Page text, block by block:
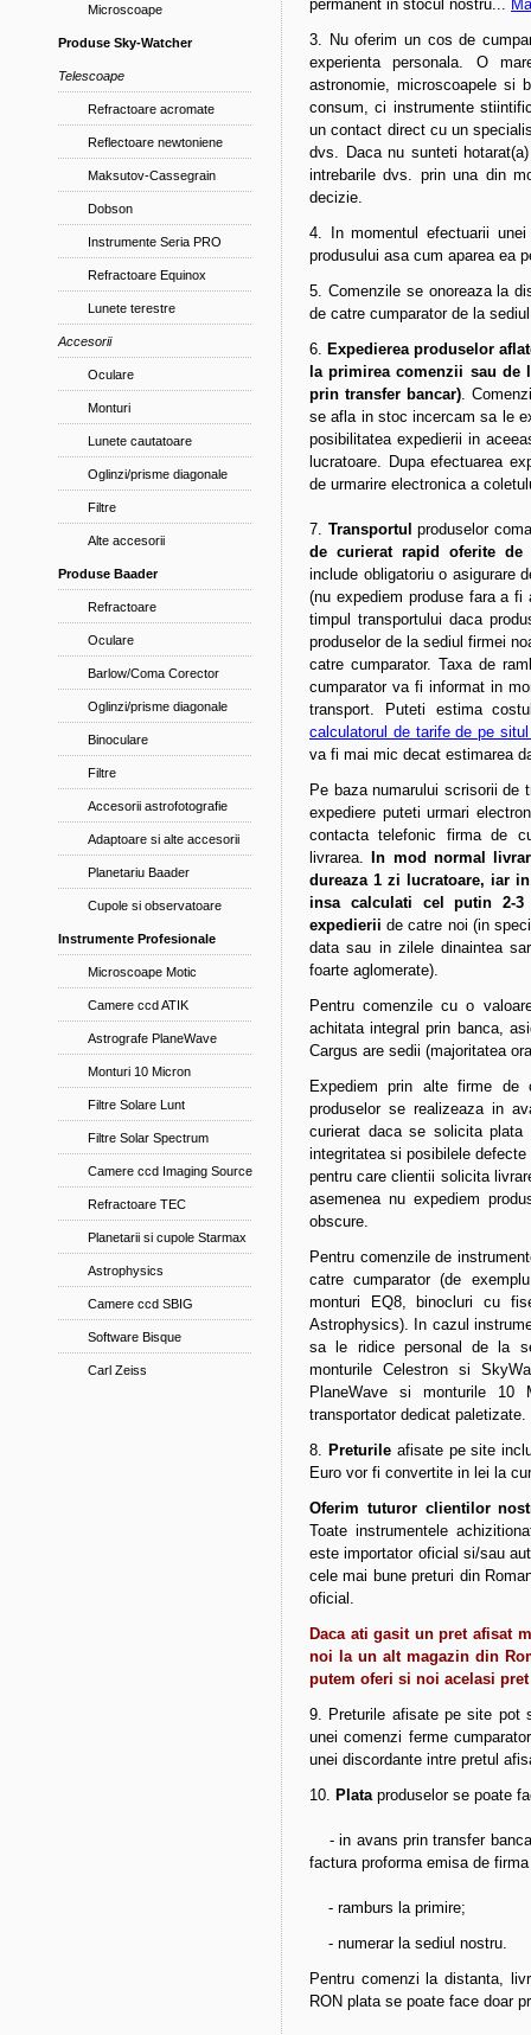
Microscoape
Produse Sky-Watcher
Telescoape
Refractoare acromate
Reflectoare newtoniene
Maksutov-Cassegrain
Dobson
Instrumente Seria PRO
Refractoare Equinox
Lunete terestre
Accesorii
Oculare
Monturi
Lunete cautatoare
Oglinzi/prisme diagonale
Filtre
Alte accesorii
Produse Baader
Refractoare
Oculare
Barlow/Coma Corector
Oglinzi/prisme diagonale
Binoculare
Filtre
Accesorii astrofotografie
Adaptoare si alte accesorii
Planetariu Baader
Cupole si observatoare
Instrumente Profesionale
Microscoape Motic
Camere ccd ATIK
Astrografe PlaneWave
Monturi 10 Micron
Filtre Solare Lunt
Filtre Solar Spectrum
Camere ccd Imaging Source
Refractoare TEC
Planetarii si cupole Starmax
Astrophysics
Camere ccd SBIG
Software Bisque
Carl Zeiss
permanent in stocul nostru...
3. Nu oferim un cos de
experienta personala. O
astronomie, microscoapele si
consum, ci instrumente
un contact direct cu un
dvs. Dacanu sunteti
intrebarile dvs. prin una din
decizie.
4. In momentul efectuarii
produsului asa cum aparea ea
5. Comenzile se onoreaza la
de catre cumparator de la
6. Expedierea produselor
la primirea comenzii sau
prin transfer bancar).
se afla in stoc incercam sa le
posibilitatea expedierii in
lucratoare. Dupa efectuarea
de urmarire electronica a
7. Transportul produselor
de curierat rapid oferite de
include obligatoriu o asigurare
(nu expediem produse fara a fi
timpul transportului daca
produselor de la sediul firmei
catre cumparator. Taxa de
cumparator va fi informat in
transport. Puteti estima
calculatorul de tarife de pe
va fi mai mic decat estimarea
Pe baza numarului scrisorii de
expediere puteti urmari
contacta telefonic firma de
livrarea.
In mod normal
dureaza 1 zi lucratoare, iar
insa calculati cel putin 2-
expedieriide catre noi (in
data sau in zilele dinaintea
foarte aglomerate).
Pentru comenzile cu o
achitata integral prin banca,
Cargus are sedii (majoritatea
Expediem prin alte firme de
produselor se realizeaza in
curierat daca se solicita plata
integritatea si posibilele
pentru care clientii solicita
asemenea nu expediem
obscure.
Pentru comenzile de
catre cumparator (de
monturi EQ8, binocluri cu
Astrophysics). In cazul
sa le ridice personal de la
monturile Celestron si
PlaneWave si monturile 10
transportator dedicat paletizate.
8. Preturileafisate pe site
Euro vor fi convertite in lei la
Oferim tuturor clientilor
Toate instrumentele
este importator oficial si/sau
cele mai bune preturi din
oficial.
Daca ati gasit un pret afisat
noi la un alt magazin din
putem oferi si noi acelasi
9. Preturile afisate pe site pot
unei comenzi ferme
unei discordante intre pretul
10. Plataproduselor se poate
- in avans prin transfer
factura proforma emisa de
- ramburs la primire;
- numerar la sediul nostru.
Pentru comenzi la distanta,
RON plata se poate face doar